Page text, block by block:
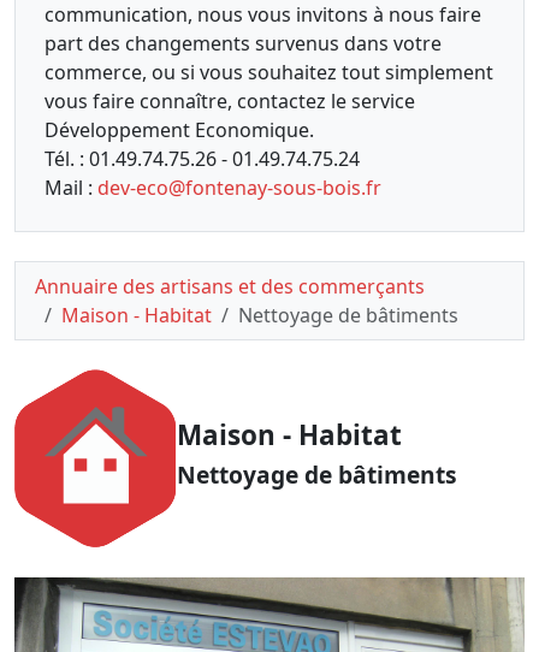
communication, nous vous invitons à nous faire
part des changements survenus dans votre
commerce, ou si vous souhaitez tout simplement
vous faire connaître, contactez le service
Développement Economique.
Tél. : 01.49.74.75.26 - 01.49.74.75.24
Mail : dev-eco@fontenay-sous-bois.fr
Annuaire des artisans et des commerçants
Maison - Habitat
Nettoyage de bâtiments
Maison - Habitat
Nettoyage de bâtiments